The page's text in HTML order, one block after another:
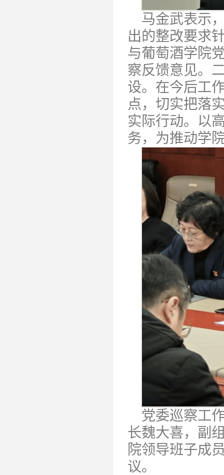
马金武表示
出的整改要求
与葡萄酒学院
察反馈意见。
设。在今后工
点，切实把落
实际行动。以
务，为推动学
党委巡察工
长魏大喜，副
院领导班子成
议。